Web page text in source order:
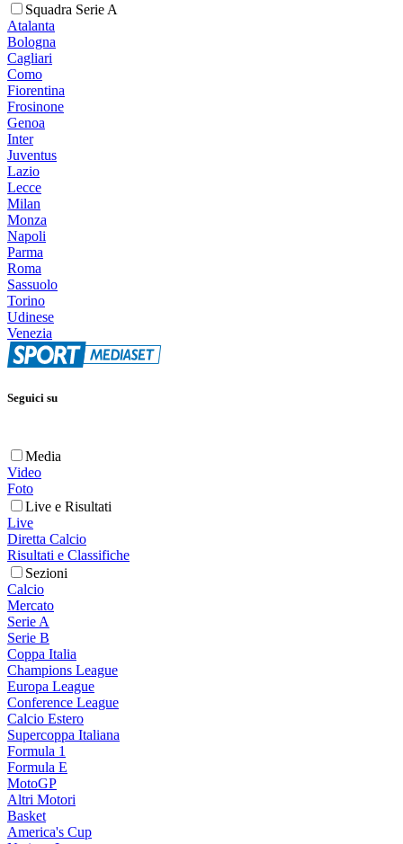
Squadra Serie A
Atalanta
Bologna
Cagliari
Como
Fiorentina
Frosinone
Genoa
Inter
Juventus
Lazio
Lecce
Milan
Monza
Napoli
Parma
Roma
Sassuolo
Torino
Udinese
Venezia
Seguici su
Media
Video
Foto
Live e Risultati
Live
Diretta Calcio
Risultati e Classifiche
Sezioni
Calcio
Mercato
Serie A
Serie B
Coppa Italia
Champions League
Europa League
Conference League
Calcio Estero
Supercoppa Italiana
Formula 1
Formula E
MotoGP
Altri Motori
Basket
America's Cup